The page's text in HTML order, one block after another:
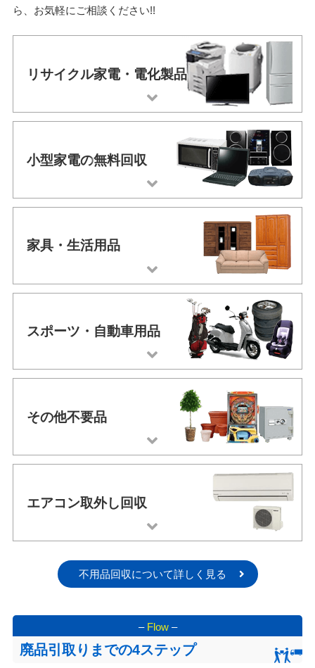
ら、お気軽にご相談ください!!
リサイクル家電・ 電化製品
小型家電の無料回収
家具・生活用品
スポーツ・ 自動車用品
その他不要品
エアコン取外し回収
不用品回収について詳しく見る
– Flow–
廃品引取りまでの4ステップ